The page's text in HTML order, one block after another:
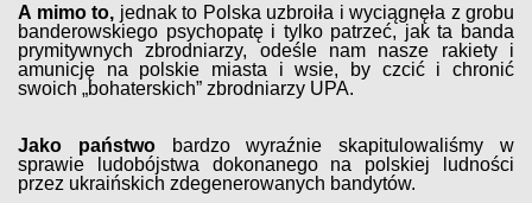
A mimo to, jednak to Polska uzbroiła i wyciągnęła z grobu
banderowskiego psychopatę i tylko patrzeć, jak ta banda
prymitywnych zbrodniarzy, odeśle nam nasze rakiety i
amunicję na polskie miasta i wsie, by czcić i chronić
swoich „bohaterskich” zbrodniarzy UPA.
Jako państwobardzo wyraźnie skapitulowaliśmy w
sprawie ludobójstwa dokonanego na polskiej ludności
przez ukraińskich zdegenerowanych bandytów.